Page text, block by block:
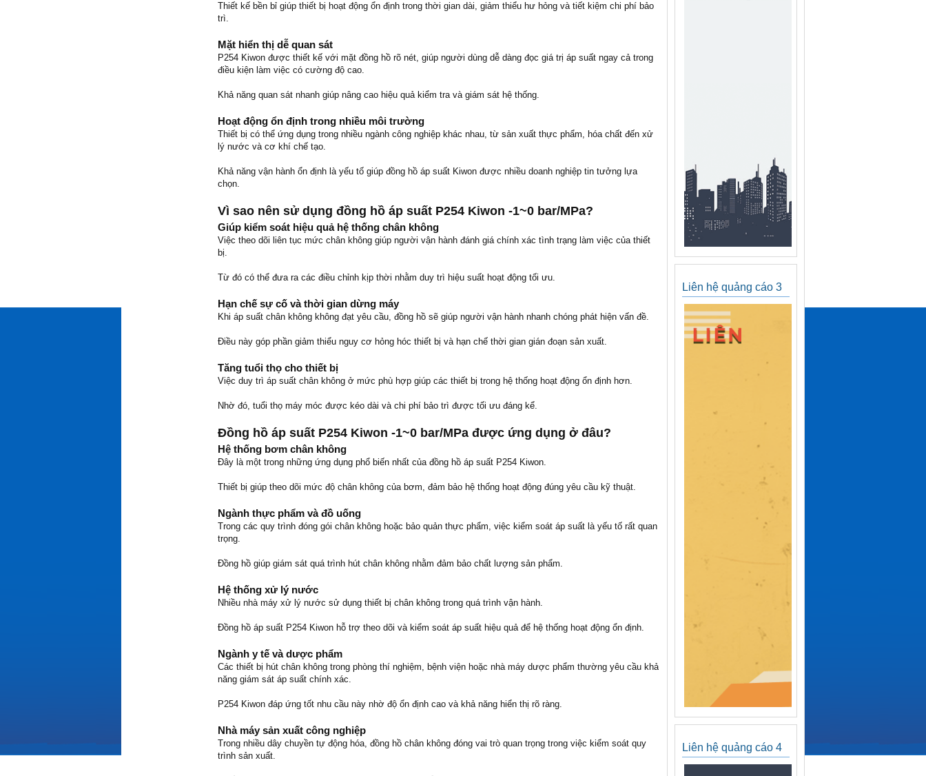
Thiết kế bền bỉ giúp thiết bị hoạt động ổn định trong thời gian dài, giảm thiểu hư hỏng và tiết kiệm chi phí bảo
trì.
Mặt hiển thị dễ quan sát
P254 Kiwon được thiết kế với mặt đồng hồ rõ nét, giúp người dùng dễ dàng đọc giá trị áp suất ngay cả trong
điều kiện làm việc có cường độ cao.
Khả năng quan sát nhanh giúp nâng cao hiệu quả kiểm tra và giám sát hệ thống.
Hoạt động ổn định trong nhiều môi trường
Thiết bị có thể ứng dụng trong nhiều ngành công nghiệp khác nhau, từ sản xuất thực phẩm, hóa chất đến xử
lý nước và cơ khí chế tạo.
Khả năng vận hành ổn định là yếu tố giúp đồng hồ áp suất Kiwon được nhiều doanh nghiệp tin tưởng lựa
chọn.
Vì sao nên sử dụng đồng hồ áp suất P254 Kiwon -1~0 bar/MPa?
Giúp kiểm soát hiệu quả hệ thống chân không
Việc theo dõi liên tục mức chân không giúp người vận hành đánh giá chính xác tình trạng làm việc của thiết
bị.
Từ đó có thể đưa ra các điều chỉnh kịp thời nhằm duy trì hiệu suất hoạt động tối ưu.
Hạn chế sự cố và thời gian dừng máy
Khi áp suất chân không không đạt yêu cầu, đồng hồ sẽ giúp người vận hành nhanh chóng phát hiện vấn đề.
Điều này góp phần giảm thiểu nguy cơ hỏng hóc thiết bị và hạn chế thời gian gián đoạn sản xuất.
Tăng tuổi thọ cho thiết bị
Việc duy trì áp suất chân không ở mức phù hợp giúp các thiết bị trong hệ thống hoạt động ổn định hơn.
Nhờ đó, tuổi thọ máy móc được kéo dài và chi phí bảo trì được tối ưu đáng kể.
Đồng hồ áp suất P254 Kiwon -1~0 bar/MPa được ứng dụng ở đâu?
Hệ thống bơm chân không
Đây là một trong những ứng dụng phổ biến nhất của đồng hồ áp suất P254 Kiwon.
Thiết bị giúp theo dõi mức độ chân không của bơm, đảm bảo hệ thống hoạt động đúng yêu cầu kỹ thuật.
Ngành thực phẩm và đồ uống
Trong các quy trình đóng gói chân không hoặc bảo quản thực phẩm, việc kiểm soát áp suất là yếu tố rất quan
trọng.
Đồng hồ giúp giám sát quá trình hút chân không nhằm đảm bảo chất lượng sản phẩm.
Hệ thống xử lý nước
Nhiều nhà máy xử lý nước sử dụng thiết bị chân không trong quá trình vận hành.
Đồng hồ áp suất P254 Kiwon hỗ trợ theo dõi và kiểm soát áp suất hiệu quả để hệ thống hoạt động ổn định.
Ngành y tế và dược phẩm
Các thiết bị hút chân không trong phòng thí nghiệm, bệnh viện hoặc nhà máy dược phẩm thường yêu cầu khả
năng giám sát áp suất chính xác.
P254 Kiwon đáp ứng tốt nhu cầu này nhờ độ ổn định cao và khả năng hiển thị rõ ràng.
Nhà máy sản xuất công nghiệp
Trong nhiều dây chuyền tự động hóa, đồng hồ chân không đóng vai trò quan trọng trong việc kiểm soát quy
trình sản xuất.
Liên hệ quảng cáo 3
Liên hệ quảng cáo 4